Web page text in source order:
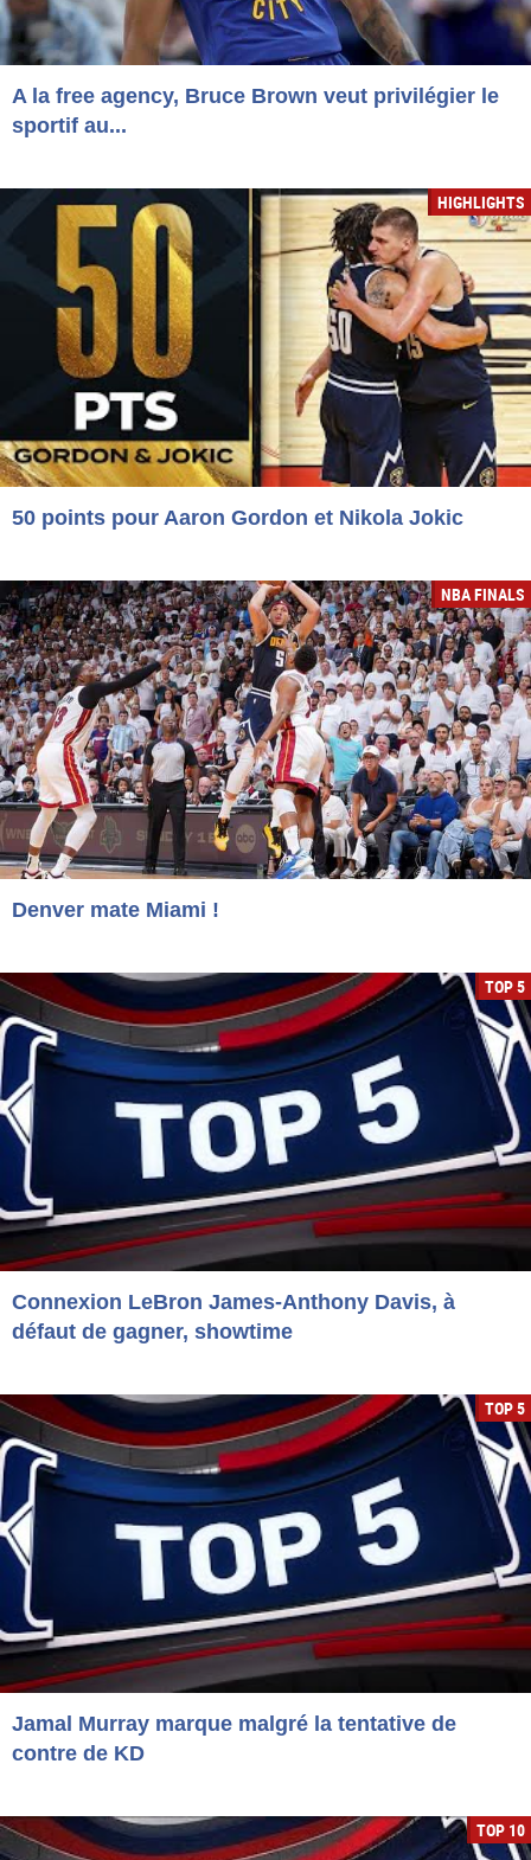
A la free agency, Bruce Brown veut privilégier le
sportif au...
HIGHLIGHTS
50 points pour Aaron Gordon et Nikola Jokic
NBA FINALS
Denver mate Miami !
TOP 5
Connexion LeBron James-Anthony Davis, à
défaut de gagner, showtime
TOP 5
Jamal Murray marque malgré la tentative de
contre de KD
TOP 10